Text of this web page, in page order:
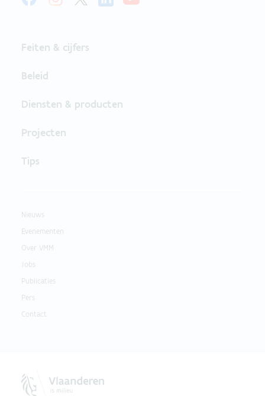
Feiten & cijfers
Beleid
Diensten & producten
Projecten
Tips
Nieuws
Evenementen
Over VMM
Jobs
Publicaties
Pers
Contact